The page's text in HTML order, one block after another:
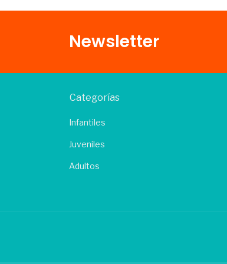
Newsletter
Categorías
Infantiles
Juveniles
Adultos